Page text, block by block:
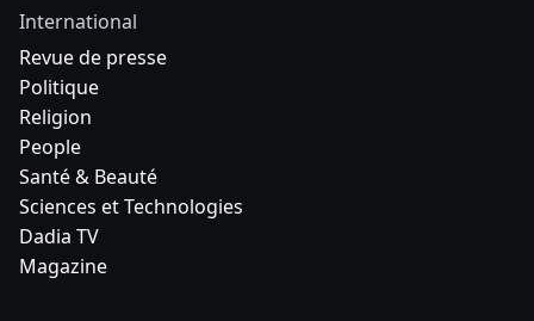
International
Revue de presse
Politique
Religion
People
Santé & Beauté
Sciences et Technologies
Dadia TV
Magazine